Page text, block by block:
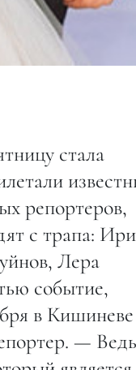
стала
репортеров,
c трапа:
Лера
событие,
в Кишиневе
— Ведь